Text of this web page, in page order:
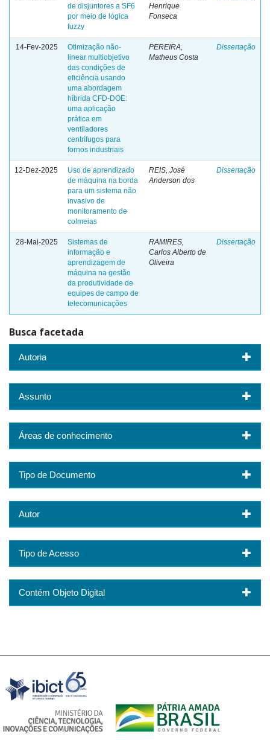
de disjuntores a SF6
por meio de lógica
fuzzy
Henrique
Fonseca
14-Fev-2025
Otimização não-
linear multiobjetivo
das condições de
eficiência usando
uma abordagem
híbrida CFD-DOE:
uma aplicação
prática em
ventiladores
centrífugos para
fornos industriais
PEREIRA,
Matheus Costa
Dissertação
12-Dez-2025
Uso de aprendizado
de máquina na borda
para um sistema não
invasivo de
monitoramento de
colmeias
REIS, José
Anderson dos
Dissertação
28-Mai-2025
Sistemas de
informação e
aprendizagem de
máquina na gestão
da produtividade de
equipes de campo de
telecomunicações
RAMIRES,
Carlos Alberto de
Oliveira
Dissertação
Busca facetada
Autoria
Assunto
Áreas de conhecimento
Tipo de Documento
Autor
Tipo de Acesso
Contém Objeto Digital